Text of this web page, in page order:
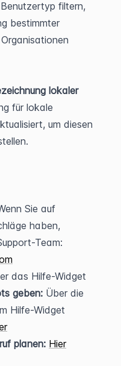
filtern,
bestimmter
lokaler
für lokale
um diesen
Sie auf
haben,
Team:
das Hilfe-Widget
geben: Über die
Hilfe-Widget
planen: Hier